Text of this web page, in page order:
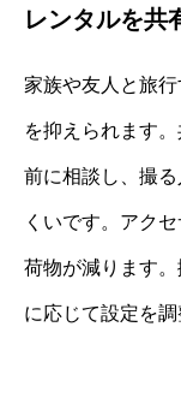
レンタルを共
家族や友人と旅
を抑えられます
前に相談し、撮
くいです。アク
荷物が減ります
に応じて設定を